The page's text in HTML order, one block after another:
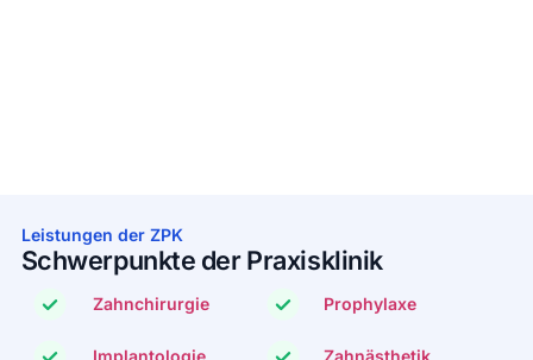
Leistungen der ZPK
Schwerpunkte der Praxisklinik
Zahnchirurgie Prophylaxe